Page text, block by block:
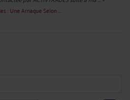
: Une Arnaque Selon ...